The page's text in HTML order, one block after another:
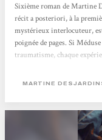
Sixième roman de Martine
récit a posteriori, à la
mystérieux interlocuteur,
poignée de pages. Si
traumatisme, chaque
yeux maudits : Difformités,
MARTINE